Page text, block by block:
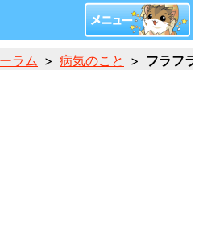
ラム 病気のこと フラフラ歩